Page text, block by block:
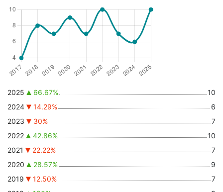
2025 66.67%
10
2024
14.29%
6
2023
30%
7
2022
42.86%
10
2021
22.22%
7
2020
28.57%
9
2019
12.50%
7